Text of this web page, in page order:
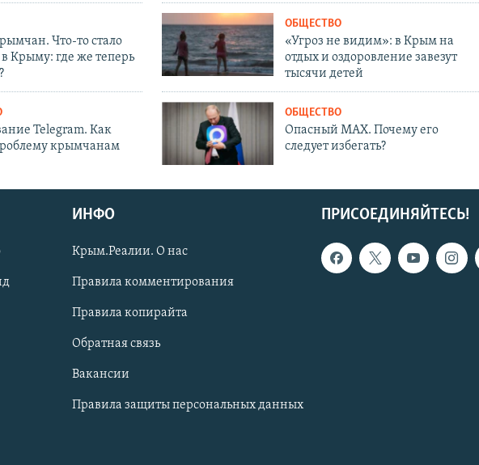
Что-то стало
Крыму: где же теперь
ОБЩЕСТВО
«Угроз не видим»: в Крым на
отдых и оздоровление завезут
тысячи детей
Telegram. Как
крымчанам
ОБЩЕСТВО
Опасный MAX. Почему его
следует избегать?
ПРИСОЕДИНЯЙТЕСЬ!
ИНФО
Крым.Реалии. О нас
Правила комментирования
Правила копирайта
Обратная связь
Вакансии
Правила защиты персональных данных